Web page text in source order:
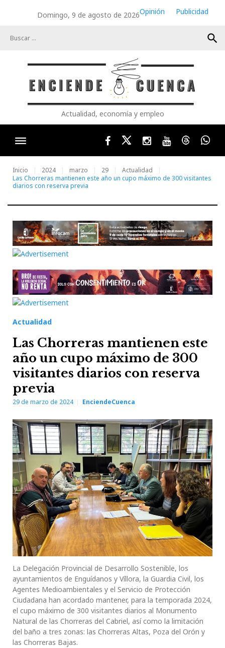
Domingo, 9 de agosto de 2026Opinión
Publicidad
search
Actualidad, economía y empleo
FacebookTwitterInstagram
YoutubeThreads
Inicio 2024 marzo 29
Actualidad
Las Chorreras mantienen este año un cupo máximo de 300 visitantes
diarios con reserva previa
Actualidad
Las Chorreras mantienen este
año un cupo máximo de 300
visitantes diarios con reserva
previa
29 de marzo de 2024 EnciendeCuenca
La Delegación Provincial de Desarrollo Sostenible, los
ayuntamientos de Enguídanos y Víllora, la Guardia Civil, los
Agentes Medioambientales y el Servicio de Protección
Ciudadana han acordado mantener, para la temporada 2024,
el cupo máximo de 300 visitantes diarios al Monumento
Natural de las Chorreras del Cabriel, así como la limitación
del baño a tres zonas: las Chorreras Altas, Poza del Orón y
las Chorreras Bajas.